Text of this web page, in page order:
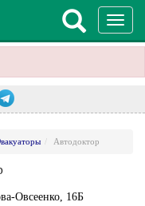
Автодоктор
Овсеенко, 16Б